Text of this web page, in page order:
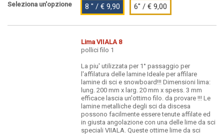
Seleziona un'opzione 8 " / € 9,90 6" / € 9,00
Lima VIIALA 8
pollici filo 1
La piu' utilizzata per 1° passaggio per
l'affilatura delle lamine Ideale per affilare
lamine di sci e snowboard!!! Dimensioni lima:
lung. 200 mm x larg. 20 mm x spess. 3 mm
efficace lascia un'ottimo filo. da provare !!! Le
lamine metalliche degli sci da discesa
possono facilmente essere tenute affilate ed
in giusta angolazione con una delle lime da sci
speciali VIIALA. Queste ottime lime da sci